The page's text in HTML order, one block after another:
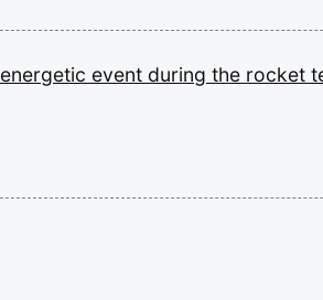
energetic event during the rocket